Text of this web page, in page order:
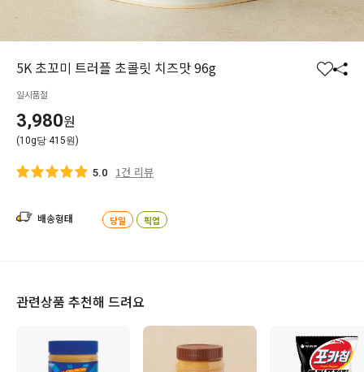
5K 초꼬미 트러플 초콜릿 치즈맛 96g
찜 공
일시품절
3,980원
(10g당 415원)
5.0 1건 리뷰
배송형태 당일 픽업
관련상품 추천해 드려요